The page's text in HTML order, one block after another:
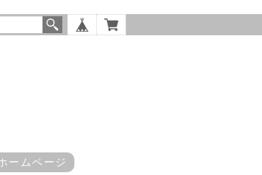
ームページ